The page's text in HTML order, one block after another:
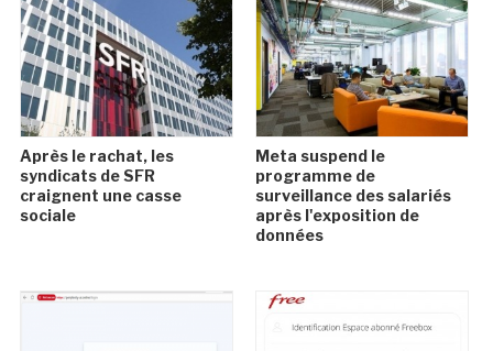
Après le rachat, les
syndicats de SFR
craignent une casse
sociale
Meta suspend le
programme de
surveillance des salariés
après l'exposition de
données